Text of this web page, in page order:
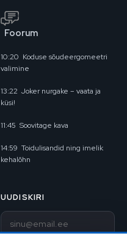
Foorum
10:20 Koduse sõudeergomeetri
valimine
13:22 Joker nurgake – vaata ja
küsi!
11:45 Soovitage kava
14:59 Toidulisandid ning imelik
kehalõhn
UUDISKIRI
E-post